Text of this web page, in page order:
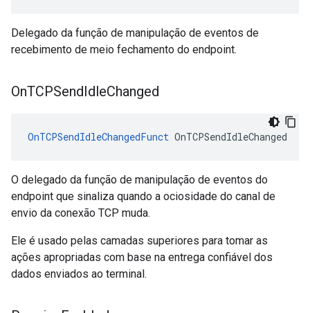
Delegado da função de manipulação de eventos de
recebimento de meio fechamento do endpoint.
OnTCPSendIdleChanged
OnTCPSendIdleChangedFunct OnTCPSendIdleChanged
O delegado da função de manipulação de eventos do
endpoint que sinaliza quando a ociosidade do canal de
envio da conexão TCP muda.
Ele é usado pelas camadas superiores para tomar as
ações apropriadas com base na entrega confiável dos
dados enviados ao terminal.